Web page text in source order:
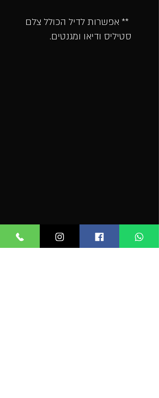
​** אפשרות לדיל הכולל צלם
סטיליס ודיאו ומגנטים.